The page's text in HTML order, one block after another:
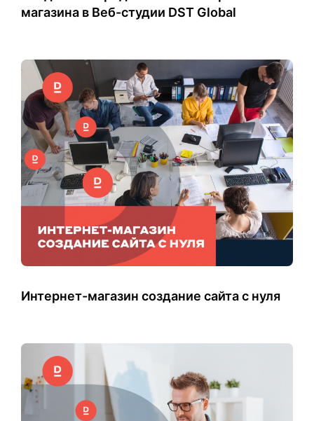
магазина в Веб-студии DST Global
Интернет-магазин создание сайта с нуля